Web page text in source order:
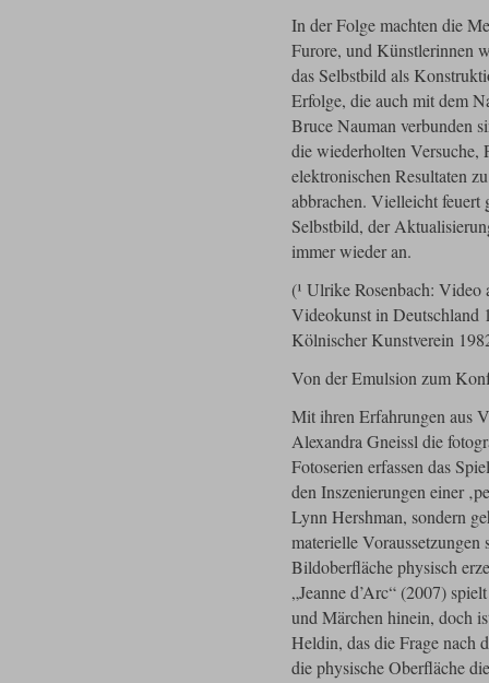
In der Folge machten die
Furore, und Künstlerinnen
das Selbstbild als
Erfolge, die auch mit dem
Bruce Nauman verbunden
die wiederholten Versuche,
elektronischen Resultaten
abbrachen. Vielleicht feuert
Selbstbild, der
immer wieder an.
(¹ Ulrike Rosenbach:
Videokunst in Deutschland
Kölnischer Kunstverein
Von der Emulsion zum
Mit ihren Erfahrungen aus
Alexandra Gneissl die
Fotoserien erfassen das
den Inszenierungen einer
Lynn Hershman, sondern
materielle
Bildoberfläche physisch
„Jeanne d’Arc“ (2007)
und Märchen hinein, doch
Heldin, das die Frage nach
die physische Oberfläche